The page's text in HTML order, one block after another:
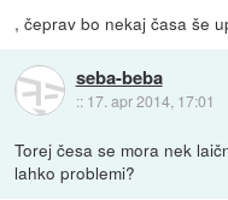
, čeprav bo nekaj časa še
seba-beba
:: 17. apr 2014, 17:01
Torej česa se mora nek
lahko problemi?